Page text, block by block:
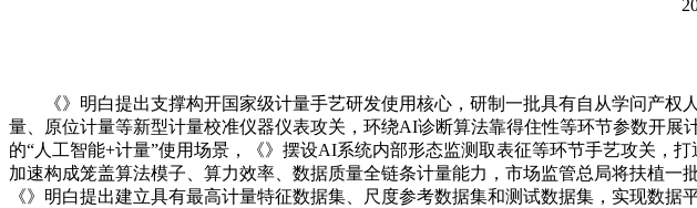
《》明白提出支撑构开国家级计量手艺研发使用核心，研制一批具有自从学问产权
量、原位计量等新型计量校准仪器仪表攻关，环绕AI诊断算法靠得住性等环节参数开
的“人工智能+计量”使用场景，《》摆设AI系统内部形态监测取表征等环节手艺攻关，
加速构成笼盖算法模子、算力效率、数据质量全链条计量能力，市场监管总局将扶植一
《》明白提出建立具有最高计量特征数据集、尺度参考数据集和测试数据集，实现数